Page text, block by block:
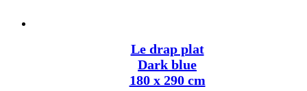
Le drap plat
Dark blue
180 x 290 cm